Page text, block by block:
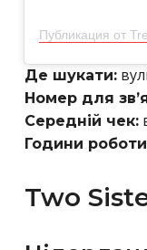
Де шукати:
Номер для
Середній чек:
Години
Two